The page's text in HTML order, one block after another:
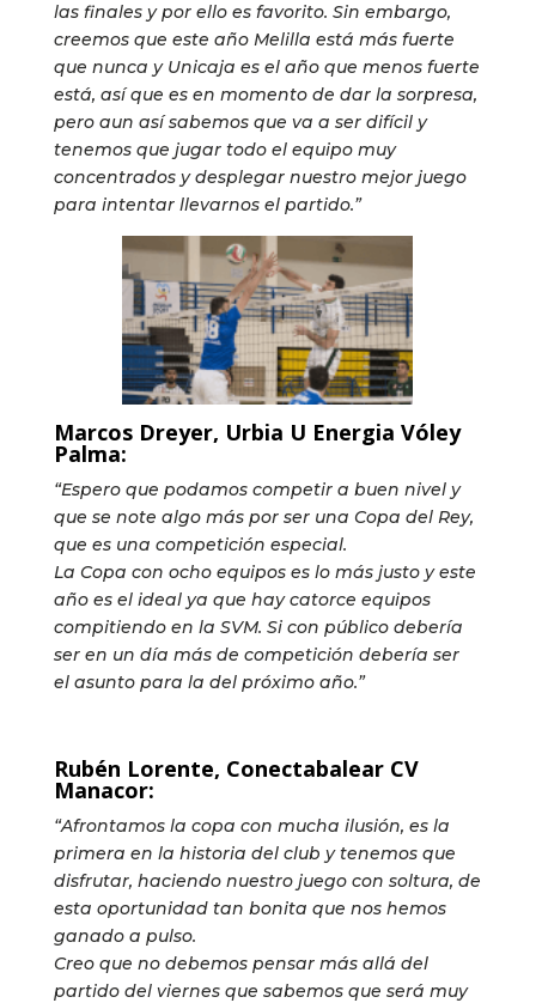
las finales y por ello es favorito. Sin embargo,
creemos que este año Melilla está más fuerte
que nunca y Unicaja es el año que menos fuerte
está, así que es en momento de dar la sorpresa,
pero aun así sabemos que va a ser difícil y
tenemos que jugar todo el equipo muy
concentrados y desplegar nuestro mejor juego
para intentar llevarnos el partido.”
Marcos Dreyer, Urbia U Energia Vóley
Palma:
“Espero que podamos competir a buen nivel y
que se note algo más por ser una Copa del Rey,
que es una competición especial.
La Copa con ocho equipos es lo más justo y este
año es el ideal ya que hay catorce equipos
compitiendo en la SVM. Si con público debería
ser en un día más de competición debería ser
el asunto para la del próximo año.”
Rubén Lorente, Conectabalear CV
Manacor:
“Afrontamos la copa con mucha ilusión, es la
primera en la historia del club y tenemos que
disfrutar, haciendo nuestro juego con soltura, de
esta oportunidad tan bonita que nos hemos
ganado a pulso.
Creo que no debemos pensar más allá del
partido del viernes que sabemos que será muy